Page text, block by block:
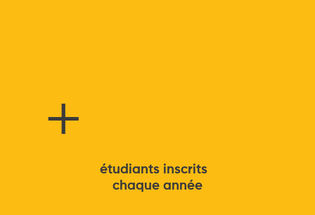
+
étudiants inscrits
chaque année